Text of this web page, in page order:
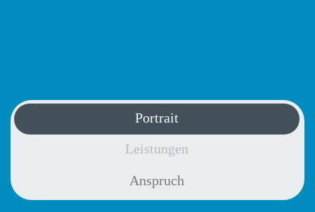
Portrait
Leistungen
Anspruch